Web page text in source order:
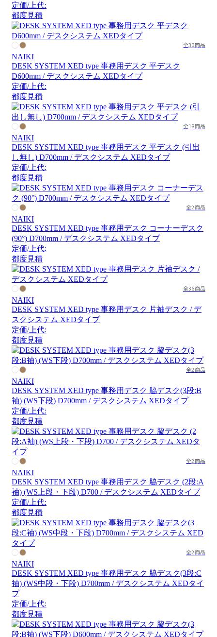
定価/上代:
都度見積
全30商品
NAIKI
DESK SYSTEM XED type 事務用デスク 平デスク
D600mm / デスクシステム XEDタイプ
定価/上代:
都度見積
全18商品
NAIKI
DESK SYSTEM XED type 事務用デスク 平デスク (引出
し無し) D700mm / デスクシステム XEDタイプ
定価/上代:
都度見積
全2商品
NAIKI
DESK SYSTEM XED type 事務用デスク コーナーデスク
(90°) D700mm / デスクシステム XEDタイプ
定価/上代:
都度見積
全36商品
NAIKI
DESK SYSTEM XED type 事務用デスク 片袖デスク / デ
スクシステム XEDタイプ
定価/上代:
都度見積
全2商品
NAIKI
DESK SYSTEM XED type 事務用デスク 脇デスク(3段:B
袖) (WS下段) D700mm / デスクシステム XEDタイプ
定価/上代:
都度見積
全2商品
NAIKI
DESK SYSTEM XED type 事務用デスク 脇デスク (2段:A
袖) (WS上段・下段) D700 / デスクシステム XEDタイプ
定価/上代:
都度見積
全2商品
NAIKI
DESK SYSTEM XED type 事務用デスク 脇デスク(3段:C
袖) (WS中段・下段) D700mm / デスクシステム XEDタイ
プ
定価/上代:
都度見積